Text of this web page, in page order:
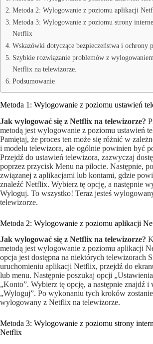
Metoda 2: Wylogowanie z poziomu aplikacji
Metoda 3: Wylogowanie z poziomu strony
Netflix
Wskazówki dotyczące bezpieczeństwa i ochrony
Szybkie rozwiązanie problemów z
Netflix na telewizorze.
Podsumowanie
Metoda 1: Wylogowanie z poziomu ustawień
Jak wylogować się z Netflix na telewizorze?
metodą jest wylogowanie z poziomu ustawień
Pamiętaj, że proces ten może się różnić w
i modelu telewizora, ale ogólnie powinien być
Przejdź do ustawień telewizora, zazwyczaj
poprzez przycisk Menu na pilocie. Następnie,
związanej z aplikacjami lub kontami, gdzie
znaleźć Netflix. Wybierz tę opcję, a następnie
Wyloguj. To wszystko! Teraz jesteś
telewizorze.
Metoda 2: Wylogowanie z poziomu aplikacji
Jak wylogować się z Netflix na telewizorze?
metodą jest wylogowanie z poziomu aplikacji
opcja jest dostępna na niektórych telewizorach
uruchomieniu aplikacji Netflix, przejdź do
lub menu. Następnie poszukaj opcji
„Konto”. Wybierz tę opcję, a następnie znajdź i
„Wyloguj”. Po wykonaniu tych kroków
wylogowany z Netflix na telewizorze.
Metoda 3: Wylogowanie z poziomu strony
Netflix